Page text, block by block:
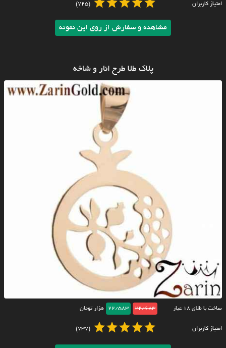
امتیاز کاربران (725)
مشاهده و سفارش از روی این نمونه
پلاک طلا طرح انار و شاخه
ساخت با طلای ۱۸ عیار 22/683
22/583 هزار تومان
امتیاز کاربران (737)